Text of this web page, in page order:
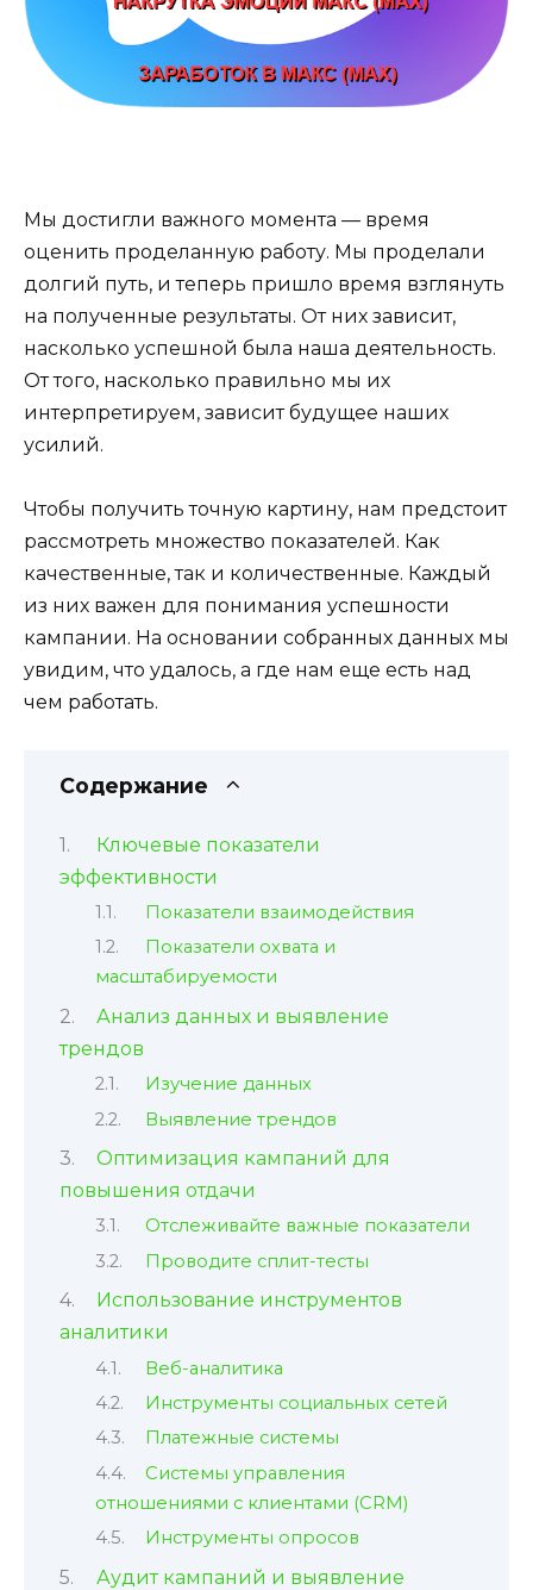
Мы достигли важного момента — время
оценить проделанную работу. Мы проделали
долгий путь, и теперь пришло время взглянуть
на полученные результаты. От них зависит,
насколько успешной была наша деятельность.
От того, насколько правильно мы их
интерпретируем, зависит будущее наших
усилий.
Чтобы получить точную картину, нам предстоит
рассмотреть множество показателей. Как
качественные, так и количественные. Каждый
из них важен для понимания успешности
кампании. На основании собранных данных мы
увидим, что удалось, а где нам еще есть над
чем работать.
Содержание
Ключевые показатели
эффективности
Показатели взаимодействия
Показатели охвата и
масштабируемости
Анализ данных и выявление
трендов
Изучение данных
Выявление трендов
Оптимизация кампаний для
повышения отдачи
Отслеживайте важные показатели
Проводите сплит-тесты
Использование инструментов
аналитики
Веб-аналитика
Инструменты социальных сетей
Платежные системы
Системы управления
отношениями с клиентами (CRM)
Инструменты опросов
Аудит кампаний и выявление